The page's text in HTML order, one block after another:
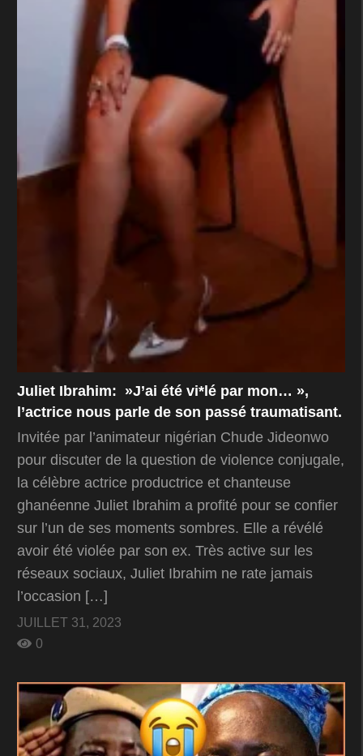
Juliet Ibrahim: »J’ai été vi*lé par mon… »,
l’actrice nous parle de son passé traumatisant.
Invitée par l’animateur nigérian Chude Jideonwo
pour discuter de la question de violence conjugale,
la célèbre actrice productrice et chanteuse
ghanéenne Juliet Ibrahim a profité pour se confier
sur l’un de ses moments sombres. Elle a révélé
avoir été violée par son ex. Très active sur les
réseaux sociaux, Juliet Ibrahim ne rate jamais
l’occasion […]
JUILLET 31, 2023
0